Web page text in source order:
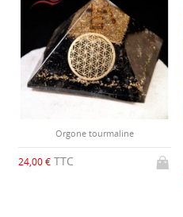
Orgone tourmaline
24,00 € TTC